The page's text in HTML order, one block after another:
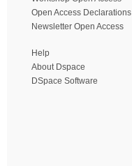
Open Access Declarations
Newsletter Open Access
Help
About Dspace
DSpace Software